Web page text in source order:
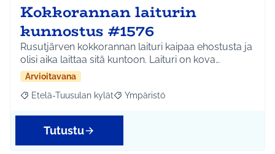
Kokkorannan laiturin
kunnostus #1576
Rusutjärven kokkorannan laituri kaipaa ehostusta ja
olisi aika laittaa sitä kuntoon. Laituri on kova…
Arvioitavana
Rajaa tulokset aihepiirin mukaan: Etelä-Tuusulan kylät
Etelä-Tuusulan kylät Rajaa tulokset teeman mukaan:
Ympäristö
Tutustu